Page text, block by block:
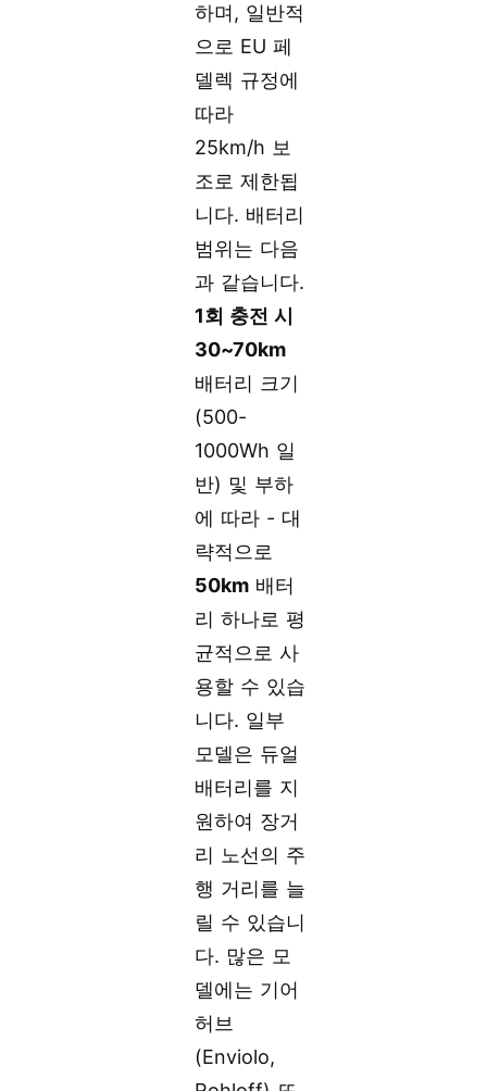
하며, 일반적
으로 EU 페
델렉 규정에
따라
25km/h 보
조로 제한됩
니다. 배터리
범위는 다음
과 같습니다.
1회 충전 시
30~70km
배터리 크기
(500-
1000Wh 일
반) 및 부하
에 따라 - 대
략적으로
50km 배터
리 하나로 평
균적으로 사
용할 수 있습
니다. 일부
모델은 듀얼
배터리를 지
원하여 장거
리 노선의 주
행 거리를 늘
릴 수 있습니
다. 많은 모
델에는 기어
허브
(Enviolo,